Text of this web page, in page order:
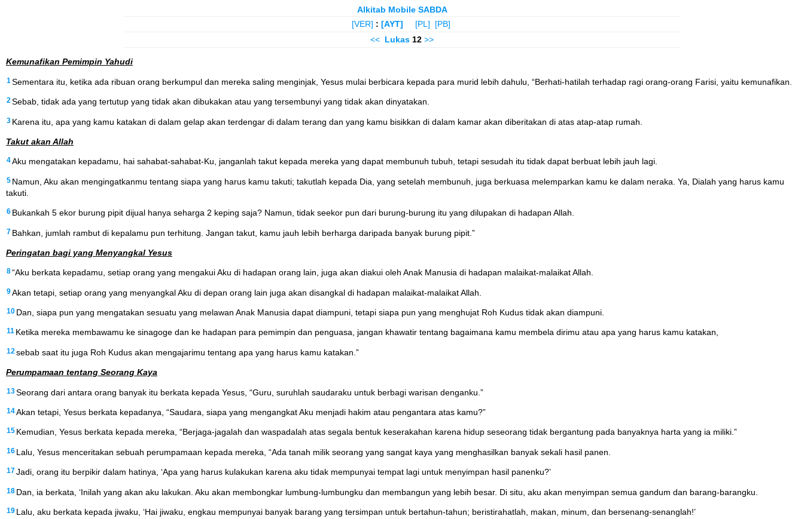
Alkitab Mobile SABDA
[VER] : [AYT] [PL]
[PB]
<< Lukas 12 >>
Kemunafikan Pemimpin Yahudi
1 Sementara itu, ketika ada ribuan orang berkumpul dan mereka saling menginjak, Yesus mulai berbicara kepada para murid lebih dahulu, “Berhati-hatilah terhadap ragi orang-orang Farisi, yaitu kemunafikan.
2 Sebab, tidak ada yang tertutup yang tidak akan dibukakan atau yang tersembunyi yang tidak akan dinyatakan.
3 Karena itu, apa yang kamu katakan di dalam gelap akan terdengar di dalam terang dan yang kamu bisikkan di dalam kamar akan diberitakan di atas atap-atap rumah.
Takut akan Allah
4Aku mengatakan kepadamu, hai sahabat-sahabat-Ku, janganlah takut kepada mereka yang dapat membunuh tubuh, tetapi sesudah itu tidak dapat berbuat lebih jauh lagi.
5 Namun, Aku akan mengingatkanmu tentang siapa yang harus kamu takuti; takutlah kepada Dia, yang setelah membunuh, juga berkuasa melemparkan kamu ke dalam neraka. Ya, Dialah yang harus kamu
takuti.
6 Bukankah 5 ekor burung pipit dijual hanya seharga 2 keping saja? Namun, tidak seekor pun dari burung-burung itu yang dilupakan di hadapan Allah.
7 Bahkan, jumlah rambut di kepalamu pun terhitung. Jangan takut, kamu jauh lebih berharga daripada banyak burung pipit.”
Peringatan bagi yang Menyangkal Yesus
8“Aku berkata kepadamu, setiap orang yang mengakui Aku di hadapan orang lain, juga akan diakui oleh Anak Manusia di hadapan malaikat-malaikat Allah.
9Akan tetapi, setiap orang yang menyangkal Aku di depan orang lain juga akan disangkal di hadapan malaikat-malaikat Allah.
10 Dan, siapa pun yang mengatakan sesuatu yang melawan Anak Manusia dapat diampuni, tetapi siapa pun yang menghujat Roh Kudus tidak akan diampuni.
11 Ketika mereka membawamu ke sinagoge dan ke hadapan para pemimpin dan penguasa, jangan khawatir tentang bagaimana kamu membela dirimu atau apa yang harus kamu katakan,
12 sebab saat itu juga Roh Kudus akan mengajarimu tentang apa yang harus kamu katakan.”
Perumpamaan tentang Seorang Kaya
13Seorang dari antara orang banyak itu berkata kepada Yesus, “Guru, suruhlah saudaraku untuk berbagi warisan denganku.”
14Akan tetapi, Yesus berkata kepadanya, “Saudara, siapa yang mengangkat Aku menjadi hakim atau pengantara atas kamu?”
15 Kemudian, Yesus berkata kepada mereka, “Berjaga-jagalah dan waspadalah atas segala bentuk keserakahan karena hidup seseorang tidak bergantung pada banyaknya harta yang ia miliki.”
16 Lalu, Yesus menceritakan sebuah perumpamaan kepada mereka, “Ada tanah milik seorang yang sangat kaya yang menghasilkan banyak sekali hasil panen.
17 Jadi, orang itu berpikir dalam hatinya, ‘Apa yang harus kulakukan karena aku tidak mempunyai tempat lagi untuk menyimpan hasil panenku?’
18 Dan, ia berkata, ‘Inilah yang akan aku lakukan. Aku akan membongkar lumbung-lumbungku dan membangun yang lebih besar. Di situ, aku akan menyimpan semua gandum dan barang-barangku.
19 Lalu, aku berkata kepada jiwaku, ‘Hai jiwaku, engkau mempunyai banyak barang yang tersimpan untuk bertahun-tahun; beristirahatlah, makan, minum, dan bersenang-senanglah!’